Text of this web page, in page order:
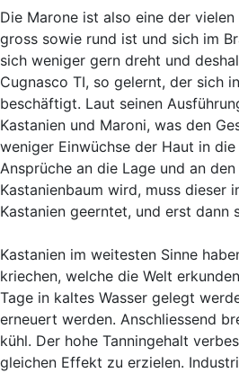
Die Marone ist also eine der
gross sowie rund ist und sich im
sich weniger gern dreht und
Cugnasco TI, so gelernt, der sich
beschäftigt. Laut seinen
Kastanien und Maroni, was den
weniger Einwüchse der Haut in
Ansprüche an die Lage und an
Kastanienbaum wird, muss
Kastanien geerntet, und erst dann
Kastanien im weitesten Sinne
kriechen, welche die Welt
Tage in kaltes Wasser gelegt
erneuert werden. Anschliessend
kühl. Der hohe Tanningehalt
gleichen Effekt zu erzielen.